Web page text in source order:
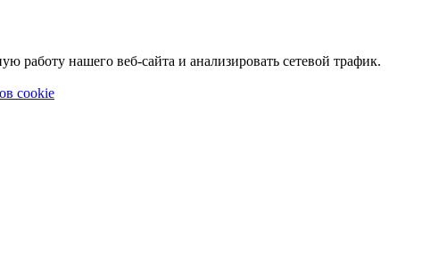
работу нашего веб-сайта и анализировать сетевой трафик.
cookie